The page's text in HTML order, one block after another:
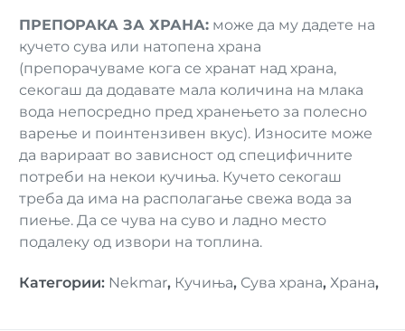
ПРЕПОРАКА ЗА ХРАНА: може да му дадете на
кучето сува или натопена храна
(препорачуваме кога се хранат над храна,
секогаш да додавате мала количина на млака
вода непосредно пред хранењето за полесно
варење и поинтензивен вкус). Износите може
да варираат во зависност од специфичните
потреби на некои кучиња. Кучето секогаш
треба да има на располагање свежа вода за
пиење. Да се чува на суво и ладно место
подалеку од извори на топлина.
Категории: Nekmar, Кучиња, Сува храна, Храна,